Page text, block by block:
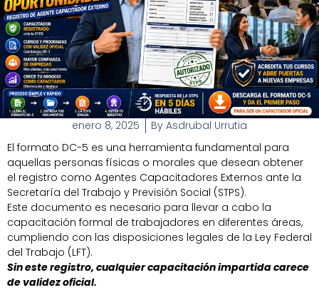
enero 8, 2025 By Asdrubal Urrutia
El formato DC-5 es una herramienta fundamental para
aquellas personas físicas o morales que desean obtener
el registro como Agentes Capacitadores Externos ante la
Secretaría del Trabajo y Previsión Social (STPS).
Este documento es necesario para llevar a cabo la
capacitación formal de trabajadores en diferentes áreas,
cumpliendo con las disposiciones legales de la Ley Federal
del Trabajo (LFT).
Sin este registro, cualquier capacitación impartida carece
de validez oficial.